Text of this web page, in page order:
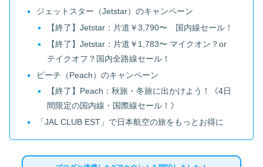
ジェットスター（Jetstar）のキャンペーン
【終了】Jetstar：片道￥3,790〜 国内線セール！
【終了】Jetstar：片道￥1,783〜 マイクオン？or
テイクオフ？国内全路線セール！
ピーチ（Peach）のキャンペーン
【終了】Peach：秋旅・冬旅に出かけよう！《4日
間限定の国内線・国際線セール！》
「JAL CLUB EST」で日本航空の旅をもっとお得に